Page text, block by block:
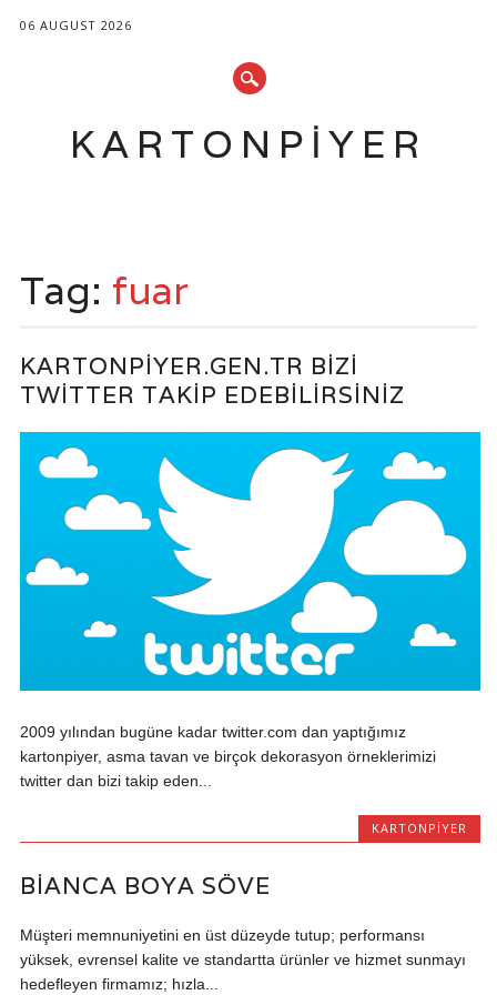
06 AUGUST 2026
KARTONPIYER
content
Tag: fuar
KARTONPIYER.GEN.TR BIZI
TWITTER TAKIP EDEBILIRSINIZ
2009 yılından bugüne kadar twitter.com dan yaptığımız
kartonpiyer, asma tavan ve birçok dekorasyon örneklerimizi
twitter dan bizi takip eden...
KARTONPIYER
BIANCA BOYA SÖVE
Müşteri memnuniyetini en üst düzeyde tutup; performansı
yüksek, evrensel kalite ve standartta ürünler ve hizmet sunmayı
hedefleyen firmamız; hızla...